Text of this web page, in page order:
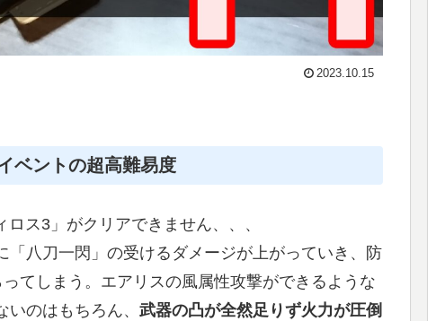
2023.10.15
ベントの超高難易度
ス3」がクリアできません、、、
八刀一閃」の受けるダメージが上がっていき、防
てしまう。エアリスの風属性攻撃ができるような
のはもちろん、 武器の凸が全然足りず火力が圧倒